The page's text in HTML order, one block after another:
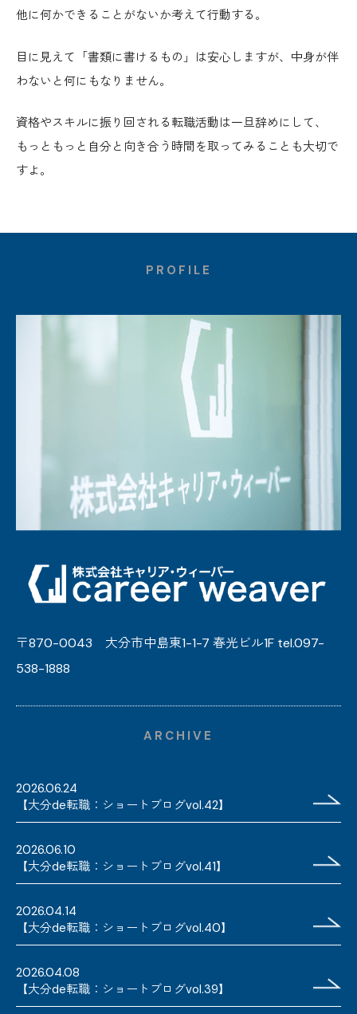
他に何かできることがないか考えて行動する。
目に見えて「書類に書けるもの」は安心しますが、中身が伴
わないと何にもなりません。
資格やスキルに振り回される転職活動は一旦辞めにして、
もっともっと自分と向き合う時間を取ってみることも大切で
すよ。
PROFILE
〒870-0043 大分市中島東1-1-7 春光ビル1F tel.097-
538-1888
ARCHIVE
2026.06.24
【大分de転職：ショートブログvol.42】
2026.06.10
【大分de転職：ショートブログvol.41】
2026.04.14
【大分de転職：ショートブログvol.40】
2026.04.08
【大分de転職：ショートブログvol.39】